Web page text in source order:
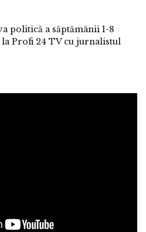
politică a săptămânii 1-8
la Profi 24 TV cu jurnalistul